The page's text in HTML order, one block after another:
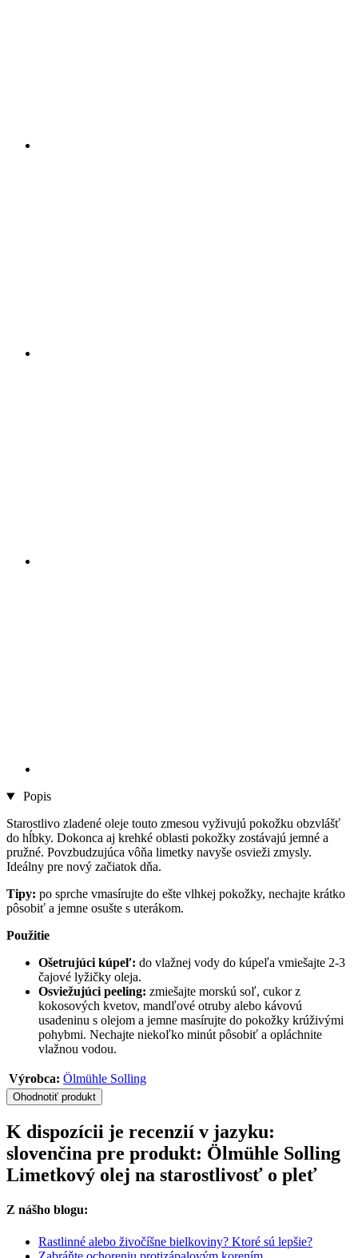
Popis
Starostlivo zladené oleje touto zmesou vyživujú pokožku obzvlášť
do hĺbky. Dokonca aj krehké oblasti pokožky zostávajú jemné a
pružné. Povzbudzujúca vôňa limetky navyše osvieži zmysly.
Ideálny pre nový začiatok dňa.
Tipy: po sprche vmasírujte do ešte vlhkej pokožky, nechajte krátko
pôsobiť a jemne osušte s uterákom.
Použitie
Ošetrujúci kúpeľ: do vlažnej vody do kúpeľa vmiešajte 2-3
čajové lyžičky oleja.
Osviežujúci peeling: zmiešajte morskú soľ, cukor z
kokosových kvetov, mandľové otruby alebo kávovú
usadeninu s olejom a jemne masírujte do pokožky krúživými
pohybmi. Nechajte niekoľko minút pôsobiť a opláchnite
vlažnou vodou.
Výrobca: Ölmühle Solling
Ohodnotiť produkt
K dispozícii je recenzií v jazyku:
slovenčina pre produkt: Ölmühle Solling
Limetkový olej na starostlivosť o pleť
Z nášho blogu:
Rastlinné alebo živočíšne bielkoviny? Ktoré sú lepšie?